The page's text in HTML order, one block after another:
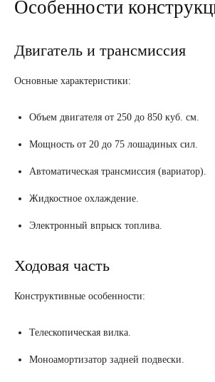
Особенности
Двигатель и трансмиссия
Основные характеристики:
Объем двигателя от 250 до 850 куб. см.
Мощность от 20 до 75 лошадиных сил.
Автоматическая трансмиссия (вариатор).
Жидкостное охлаждение.
Электронный впрыск топлива.
Ходовая часть
Конструктивные особенности:
Телескопическая вилка.
Моноамортизатор задней подвески.